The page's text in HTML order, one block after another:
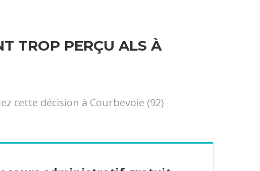
TROP PERÇU ALS À
cette décision à Courbevoie (92)